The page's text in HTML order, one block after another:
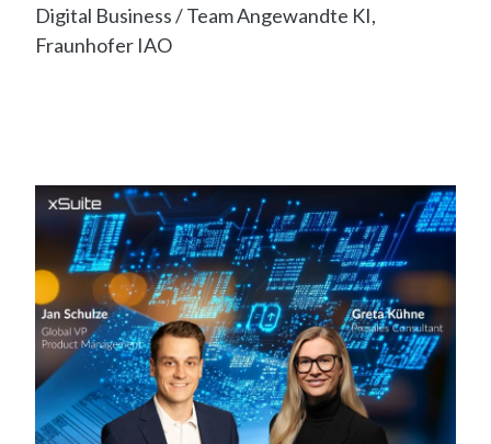
Digital Business / Team Angewandte KI,
Fraunhofer IAO